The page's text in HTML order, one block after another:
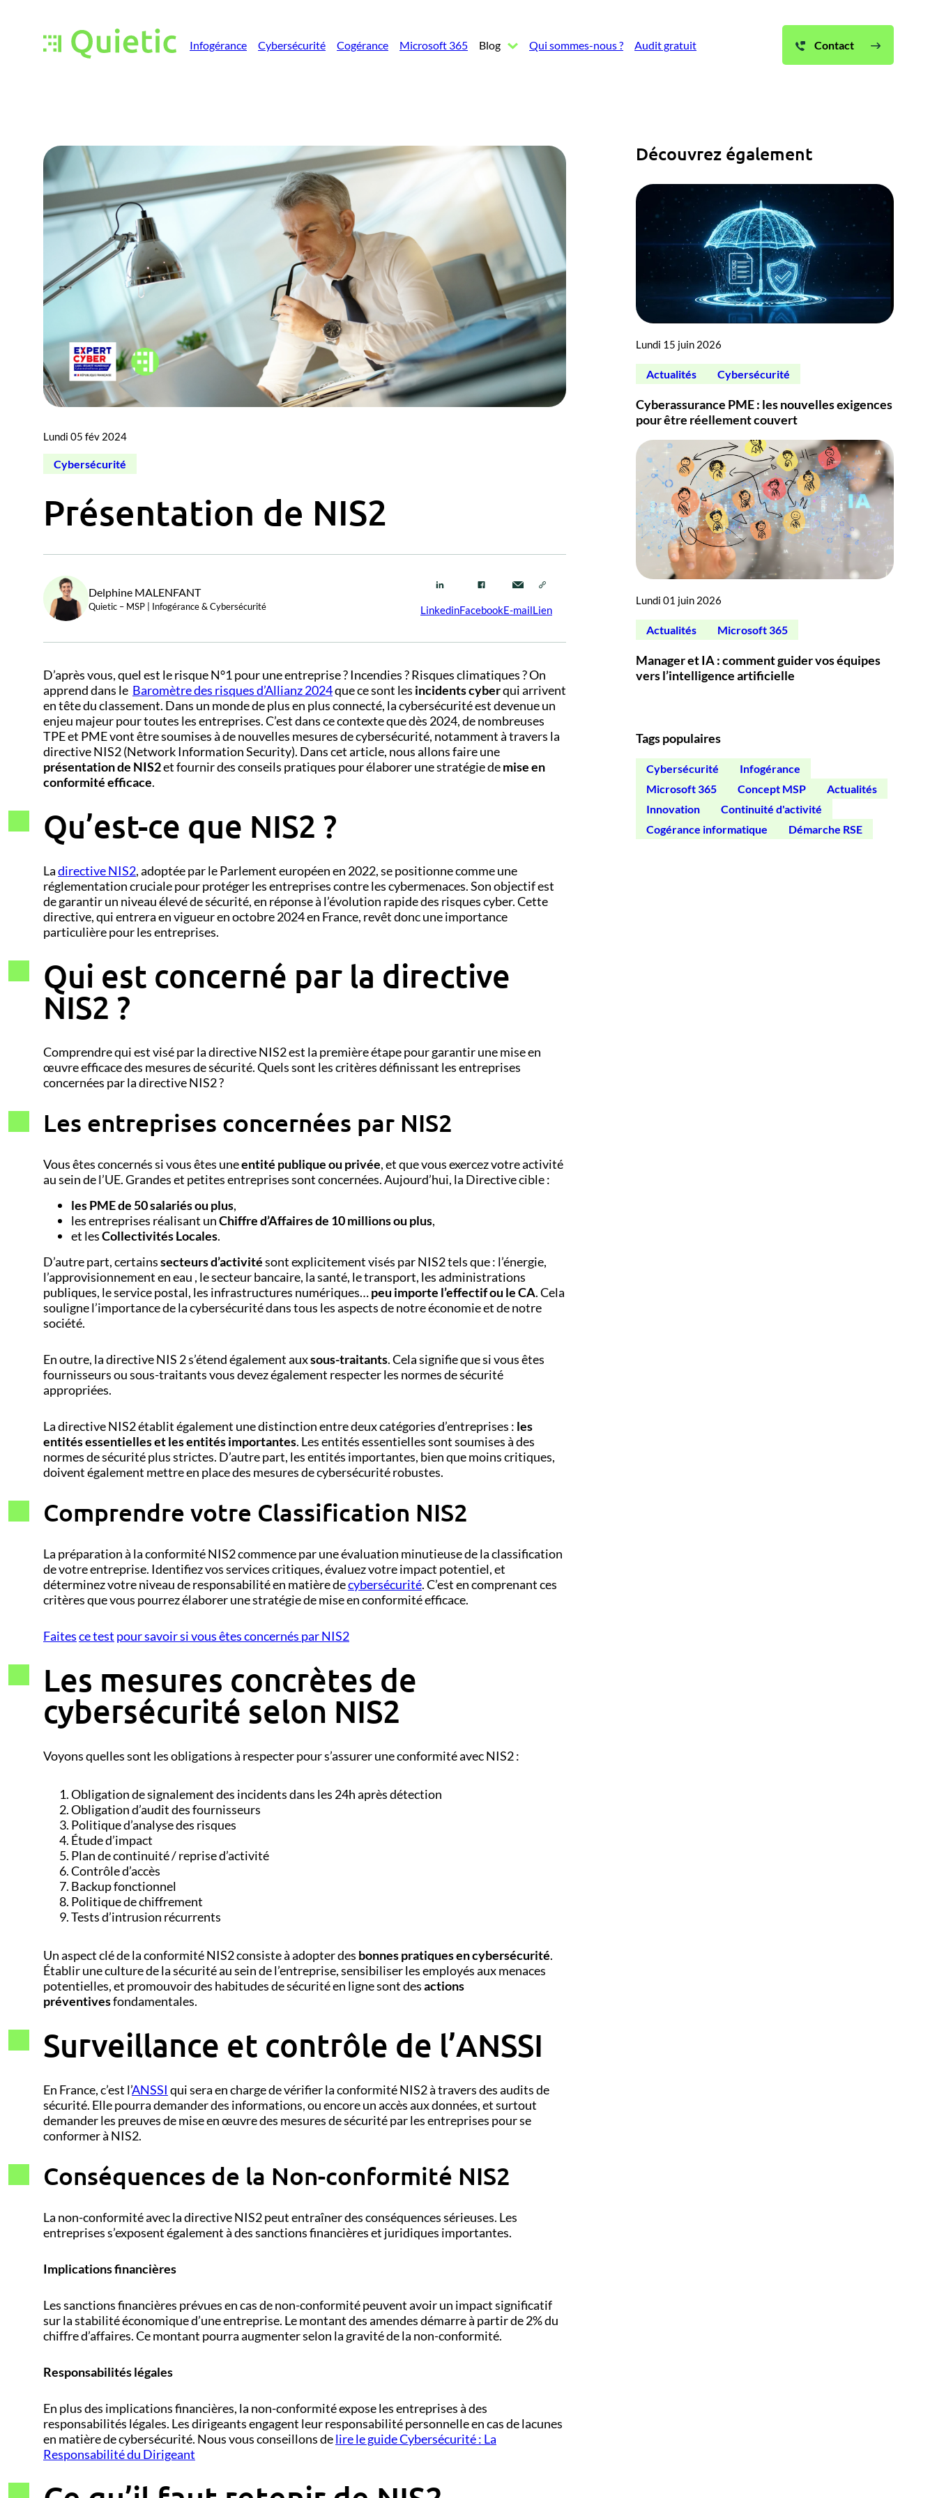
Contact
Infogérance Cybersécurité Cogérance Microsoft 365 Blog Qui sommes-nous ? Audit gratuit
Lundi 05 fév 2024
Cybersécurité
Présentation de NIS2
Delphine MALENFANT
Quietic – MSP | Infogérance & Cybersécurité LinkedinFacebookE-mailLien
D’après vous, quel est le risque N°1 pour une entreprise ? Incendies ? Risques climatiques ? On
apprend dans le Baromètre des risques d’Allianz 2024que ce sont les incidents cyberqui arrivent
en tête du classement. Dans un monde de plus en plus connecté, la cybersécurité est devenue un
enjeu majeur pour toutes les entreprises. C’est dans ce contexte que dès 2024, de nombreuses
TPE et PME vont être soumises à de nouvelles mesures de cybersécurité, notamment à travers la
directive NIS2 (Network Information Security). Dans cet article, nous allons faire une
présentation de NIS2et fournir des conseils pratiques pour élaborer une stratégie demise en
conformité efficace.
Qu’est-ce que NIS2 ?
Ladirective NIS2, adoptée par le Parlement européen en 2022, se positionne comme une
réglementation cruciale pour protéger les entreprises contre les cybermenaces. Son objectif est
de garantir un niveau élevé de sécurité, en réponse à l’évolution rapide des risques cyber. Cette
directive, qui entrera en vigueur en octobre 2024 en France, revêt donc une importance
particulière pour les entreprises.
Qui est concerné par la directive
NIS2 ?
Comprendre qui est visé par la directive NIS2 est la première étape pour garantir une mise en
œuvre efficace des mesures de sécurité. Quels sont les critères définissant les entreprises
concernées par la directive NIS2 ?
Les entreprises concernées par NIS2
Vous êtes concernés si vous êtes uneentité publique ou privée, et que vous exercez votre activité
au sein de l’UE. Grandes et petites entreprises sont concernées. Aujourd’hui, la Directive cible :
les PME de 50 salariés ou plus,
les entreprises réalisant unChiffre d’Affaires de 10 millions ou plus,
et lesCollectivités Locales.
D’autre part, certainssecteurs d’activitésont explicitement visés par NIS2 tels que : l’énergie,
l’approvisionnement en eau , le secteur bancaire, la santé, le transport, les administrations
publiques, le service postal, les infrastructures numériques…peu importe l’effectif ou le CA. Cela
souligne l’importance de la cybersécurité dans tous les aspects de notre économie et de notre
société.
En outre, la directive NIS 2 s’étend également auxsous-traitants. Cela signifie que si vous êtes
fournisseurs ou sous-traitants vous devez également respecter les normes de sécurité
appropriées.
La directive NIS2 établit également une distinction entre deux catégories d’entreprises : les
entités essentielles et les entités importantes. Les entités essentielles sont soumises à des
normes de sécurité plus strictes. D’autre part, les entités importantes, bien que moins critiques,
doivent également mettre en place des mesures de cybersécurité robustes.
Comprendre votre Classification NIS2
La préparation à la conformité NIS2 commence par une évaluation minutieuse de la classification
de votre entreprise. Identifiez vos services critiques, évaluez votre impact potentiel, et
déterminez votre niveau de responsabilité en matière decybersécurité. C’est en comprenant ces
critères que vous pourrez élaborer une stratégie de mise en conformité efficace.
Faitesce test pour savoir si vous êtes concernés par NIS2
Les mesures concrètes de
cybersécurité selon NIS2
Voyons quelles sont les obligations à respecter pour s’assurer une conformité avec NIS2 :
Obligation de signalement des incidents dans les 24h après détection
Obligation d’audit des fournisseurs
Politique d’analyse des risques
Étude d’impact
Plan de continuité / reprise d’activité
Contrôle d’accès
Backup fonctionnel
Politique de chiffrement
Tests d’intrusion récurrents
Un aspect clé de la conformité NIS2 consiste à adopter des bonnes pratiques en cybersécurité.
Établir une culture de la sécurité au sein de l’entreprise, sensibiliser les employés aux menaces
potentielles, et promouvoir des habitudes de sécurité en ligne sont desactions
préventivesfondamentales.
Surveillance et contrôle de l’ANSSI
En France, c’est l’ANSSI qui sera en charge de vérifier la conformité NIS2 à travers des audits de
sécurité. Elle pourra demander des informations, ou encore un accès aux données, et surtout
demander les preuves de mise en œuvre des mesures de sécurité par les entreprises pour se
conformer à NIS2.
Conséquences de la Non-conformité NIS2
La non-conformité avec la directive NIS2 peut entraîner des conséquences sérieuses. Les
entreprises s’exposent également à des sanctions financières et juridiques importantes.
Implications financières
Les sanctions financières prévues en cas de non-conformité peuvent avoir un impact significatif
sur la stabilité économique d’une entreprise. Le montant des amendes démarre à partir de 2% du
chiffre d’affaires. Ce montant pourra augmenter selon la gravité de la non-conformité.
Responsabilités légales
En plus des implications financières, la non-conformité expose les entreprises à des
responsabilités légales. Les dirigeants engagent leur responsabilité personnelle en cas de lacunes
en matière de cybersécurité. Nous vous conseillons delire le guide Cybersécurité : La
Responsabilité du Dirigeant
Découvrez également
Lundi 15 juin 2026
Actualités Cybersécurité
Cyberassurance PME : les nouvelles exigences
pour être réellement couvert
Lundi 01 juin 2026
Actualités Microsoft 365
Manager et IA : comment guider vos équipes
vers l’intelligence artificielle
Tags populaires
Cybersécurité
Infogérance
Microsoft 365
Concept MSP
Actualités
Innovation
Continuité d'activité
Cogérance informatique
Démarche RSE